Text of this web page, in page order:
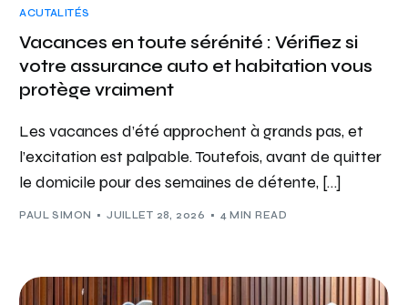
ACUTALITÉS
Vacances en toute sérénité : Vérifiez si
votre assurance auto et habitation vous
protège vraiment
Les vacances d’été approchent à grands pas, et
l’excitation est palpable. Toutefois, avant de quitter
le domicile pour des semaines de détente, […]
PAUL SIMON JUILLET 28, 2026 4 MIN READ